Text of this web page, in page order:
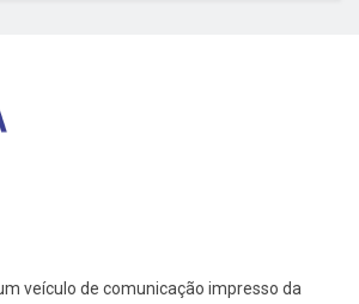
veículo de comunicação impresso da